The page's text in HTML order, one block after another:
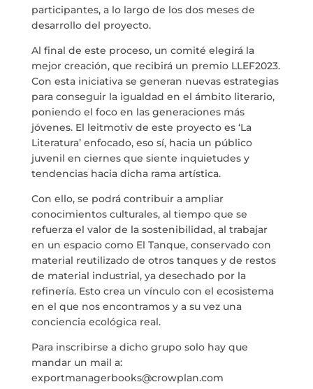
participantes, a lo largo de los dos meses de
desarrollo del proyecto.
Al final de este proceso, un comité elegirá la
mejor creación, que recibirá un premio LLEF2023.
Con esta iniciativa se generan nuevas estrategias
para conseguir la igualdad en el ámbito literario,
poniendo el foco en las generaciones más
jóvenes. El leitmotiv de este proyecto es ‘La
Literatura’ enfocado, eso sí, hacia un público
juvenil en ciernes que siente inquietudes y
tendencias hacia dicha rama artística.
Con ello, se podrá contribuir a ampliar
conocimientos culturales, al tiempo que se
refuerza el valor de la sostenibilidad, al trabajar
en un espacio como El Tanque, conservado con
material reutilizado de otros tanques y de restos
de material industrial, ya desechado por la
refinería. Esto crea un vínculo con el ecosistema
en el que nos encontramos y a su vez una
conciencia ecológica real.
Para inscribirse a dicho grupo solo hay que
mandar un mail a:
exportmanagerbooks@crowplan.com